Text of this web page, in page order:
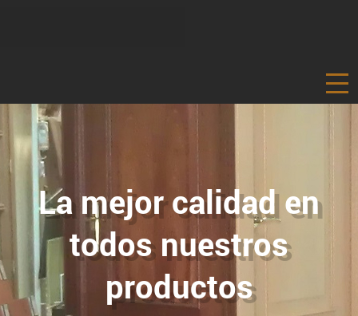
La mejor calidad en
todos nuestros
productos